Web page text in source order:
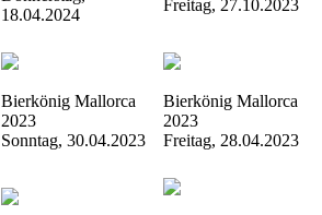
18.04.2024
Freitag, 27.10.2023
Bierkönig Mallorca
2023
Sonntag, 30.04.2023
Bierkönig Mallorca
2023
Freitag, 28.04.2023